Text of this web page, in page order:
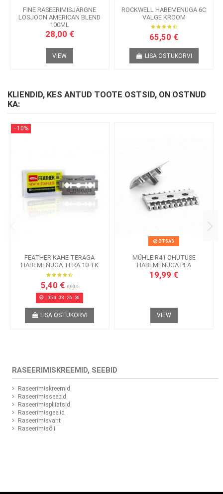
FINE RASEERIMISJÄRGNE
LOSJOON AMERICAN BLEND
100ML
28,00 €
VIEW
ROCKWELL HABEMENUGA 6C
VALGE KROOM
65,50 €
LISA OSTUKORVI
KLIENDID, KES ANTUD TOOTE OSTSID, ON OSTNUD
KA:
−10%
FEATHER KAHE TERAGA
HABEMENUGA TERA 10 TK
5,40 €6,00 €
05d. 03:26:30
LISA OSTUKORVI
OTSAS
MÜHLE R41 OHUTUSE
HABEMENUGA PEA
19,99 €
VIEW
RASEERIMISKREEMID, SEEBID
Raseerimiskreemid
Raseerimisseebid
Raseerimispliiatsid
Raseerimisgeelid
Raseerimisvaht
Raseerimisõli